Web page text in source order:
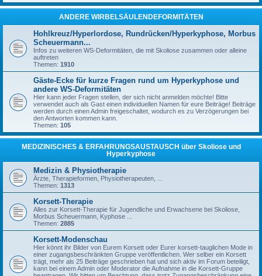
ANDERE WIRBELSÄULENDEFORMITÄTEN
Hohlkreuz/Hyperlordose, Rundrücken/Hyperkyphose, Morbus
Scheuermann...
Infos zu weiteren WS-Deformitäten, die mit Skoliose zusammen oder alleine
auftreten
Themen: 1910
Gäste-Ecke für kurze Fragen rund um Hyperkyphose und
andere WS-Deformitäten
Hier kann jeder Fragen stellen, der sich nicht anmelden möchte! Bitte
verwendet auch als Gast einen individuellen Namen für eure Beiträge! Beiträge
werden durch einen Admin freigeschaltet, wodurch es zu Verzögerungen bei
den Antworten kommen kann.
Themen: 105
MEDIZINISCHES & ERFAHRUNGSAUSTAUSCH über Skoliose und
Hyperkyphose
Medizin & Physiotherapie
Ärzte, Therapieformen, Physiotherapeuten, ...
Themen: 1313
Korsett-Therapie
Alles zur Korsett-Therapie für Jugendliche und Erwachsene bei Skoliose,
Morbus Scheuermann, Kyphose ...
Themen: 2885
Korsett-Modenschau
Hier könnt ihr Bilder von Eurem Korsett oder Eurer korsett-tauglichen Mode in
einer zugangsbeschränkten Gruppe veröffentlichen. Wer selber ein Korsett
trägt, mehr als 25 Beiträge geschrieben hat und sich aktiv im Forum beteiligt,
kann bei einem Admin oder Moderator die Aufnahme in die Korsett-Gruppe